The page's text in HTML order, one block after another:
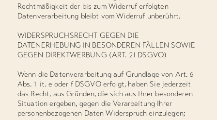
Rechtmäßigkeit der bis zum Widerruf erfolgten
Datenverarbeitung bleibt vom Widerruf unberührt.
WIDERSPRUCHSRECHT GEGEN DIE
DATENERHEBUNG IN BESONDEREN FÄLLEN SOWIE
GEGEN DIREKTWERBUNG (ART. 21 DSGVO)
Wenn die Datenverarbeitung auf Grundlage von Art. 6
Abs. 1 lit. e oder f DSGVO erfolgt, haben Sie jederzeit
das Recht, aus Gründen, die sich aus Ihrer besonderen
Situation ergeben, gegen die Verarbeitung Ihrer
personenbezogenen Daten Widerspruch einzulegen;